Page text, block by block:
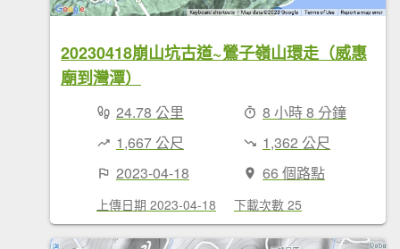
20230418崩山坑古道~鶯子嶺山環走（威惠
廟到灣潭）
24.78 公里
8 小時 8 分鐘
1,667 公尺
1,362 公尺
2023-04-18
66 個路點
上傳日期 2023-04-18 下載次數 25